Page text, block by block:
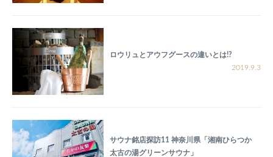
ロウリュとアウフグースの違いとは!?
2019.9.3
サウナ銘店探訪11 神奈川県「湘南ひらつか
太古の湯グリーンサウナ」